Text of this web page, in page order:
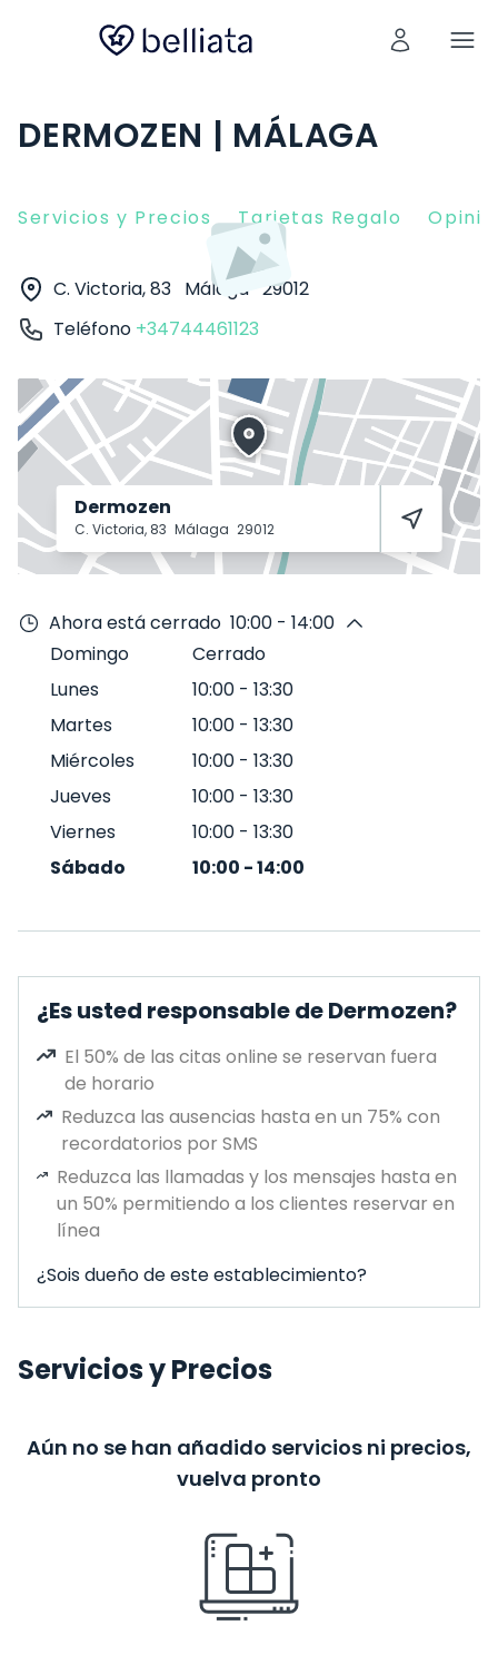
DERMOZEN | MÁLAGA
Servicios y Precios Tarjetas Regalo
C. Victoria, 83 Málaga 29012
Teléfono +34744461123
Dermozen
C. Victoria, 83 Málaga 29012
Ahora está cerrado 10:00 - 14:00
Domingo
Cerrado
Lunes
10:00 - 13:30
Martes
10:00 - 13:30
Miércoles
10:00 - 13:30
Jueves
10:00 - 13:30
Viernes
10:00 - 13:30
Sábado
10:00 -14:00
¿Es usted responsable de Dermozen?
El 50% de las citas online se reservan fuera
de horario
Reduzca las ausencias hasta en un 75% con
recordatorios por SMS
Reduzca las llamadas y los mensajes hasta en
un 50% permitiendo a los clientes reservar en
línea
¿Sois dueño de este establecimiento?
Servicios y Precios
Aún no se han añadido servicios ni precios,
vuelva pronto